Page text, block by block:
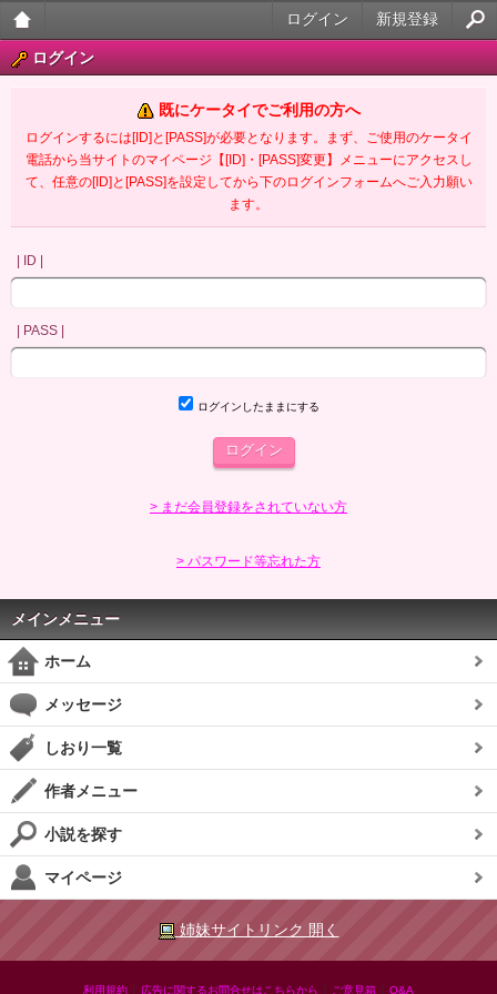
大人
ータ
イ官
新規登録
ログイン
ログイン
既にケータイでご利用の方へ
ログインするには[ID]と[PASS]が必要となります。まず、ご使用のケータイ
電話から当サイトのマイページ【[ID]・[PASS]変更】メニューにアクセスし
て、任意の[ID]と[PASS]を設定してから下のログインフォームへご入力願い
ます。
| ID |
| PASS |
ログインしたままにする
> まだ会員登録をされていない方
> パスワード等忘れた方
メインメニュー
ホーム
メッセージ
しおり一覧
作者メニュー
小説を探す
マイページ
姉妹サイトリンク 開く
利用規約 広告に関するお問合せはこちらから ご意見箱 Q&A